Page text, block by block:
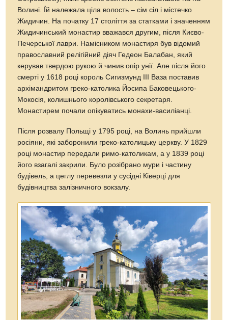
Волині. Їй належала ціла волость – сім сіл і містечко
Жидичин. На початку 17 століття за статками і значенням
Жидичинський монастир вважався другим, після Києво-
Печерської лаври. Намісником монастиря був відомий
православний релігійний діяч Гедеон Балабан, який
керував твердою рукою й чинив опір унії. Але після його
смерті у 1618 році король Сигизмунд ІІІ Ваза поставив
архімандритом греко-католика Йосипа Баковецького-
Мокосія, колишнього королівського секретаря.
Монастирем почали опікуватись монахи-василіанці.
Після розвалу Польщі у 1795 році, на Волинь прийшли
росіяни, які заборонили греко-католицьку церкву. У 1829
році монастир передали римо-католикам, а у 1839 році
його взагалі закрили. Було розібрано мури і частину
будівель, а цеглу перевезли у сусідні Ківерці для
будівництва залізничного вокзалу.